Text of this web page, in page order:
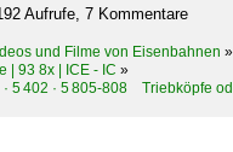
Aufrufe, 7 Kommentare
und Filme von Eisenbahnen »
| 93 8x | ICE - IC »
5 402 · 5 805-808 Triebköpfe